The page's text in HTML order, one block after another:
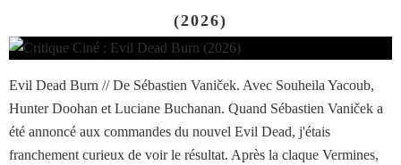
(2026)
Evil Dead Burn // De Sébastien Vaniček. Avec Souheila Yacoub,
Hunter Doohan et Luciane Buchanan. Quand Sébastien Vaniček a
été annoncé aux commandes du nouvel Evil Dead, j'étais
franchement curieux de voir le résultat. Après la claque Vermines,